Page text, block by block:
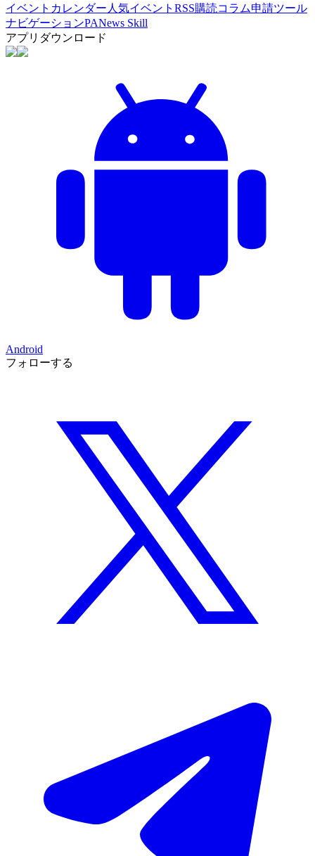
イベントカレンダー 人気イベント RSS購読コラム申請ツール
ナビゲーションPANews Skill
アプリダウンロード
Android
フォローする